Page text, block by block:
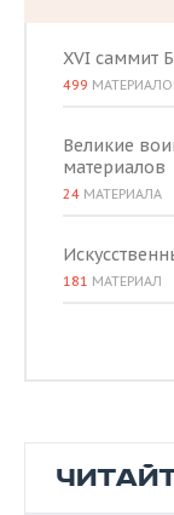
XVI саммит
499
Великие
материалов
24 МАТЕРИАЛА
181 МАТЕРИАЛ